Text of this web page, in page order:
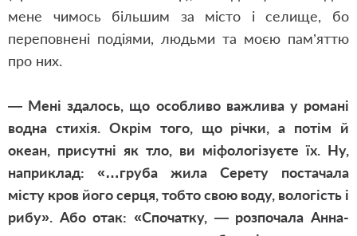
мене чимось більшим за місто і селище, бо
переповнені подіями, людьми та моєю пам’яттю
про них.
— Мені здалось, що особливо важлива у романі
водна стихія. Окрім того, що річки, а потім й
океан, присутні як тло, ви міфологізуєте їх. Ну,
наприклад: «…груба жила Серету постачала
місту кров його серця, тобто свою воду, вологість і
рибу». Або отак: «Спочатку, — розпочала Анна-